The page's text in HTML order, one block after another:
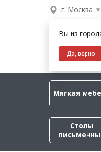
г. Москва
Вы из
Да, верно
Мягкая
Столы